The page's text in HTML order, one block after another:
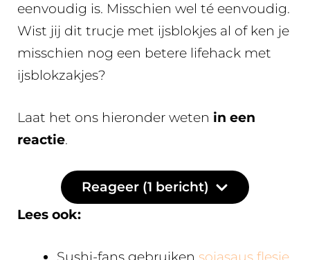
eenvoudig is. Misschien wel té eenvoudig.
Wist jij dit trucje met ijsblokjes al of ken je
misschien nog een betere lifehack met
ijsblokzakjes?
Laat het ons hieronder weten in een
reactie.
Reageer (1 bericht)
Lees ook:
Sushi-fans gebruiken sojasaus flesje